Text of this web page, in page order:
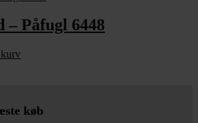
– Påfugl 6448
køb